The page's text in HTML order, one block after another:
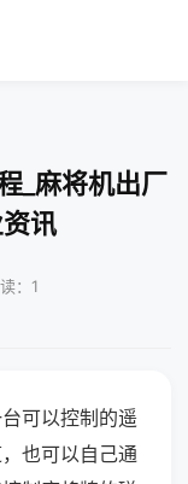
_麻将机出厂
讯
：1
可以控制的遥
也可以自己通